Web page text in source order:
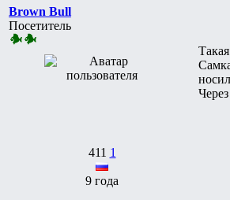
Brown Bull
Посетитель
411 1
9 года